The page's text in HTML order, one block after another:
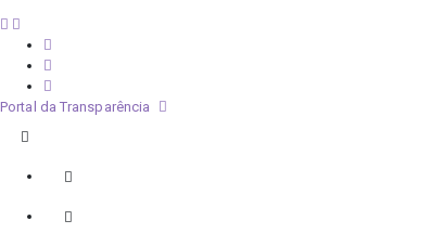
Portal da Transparência